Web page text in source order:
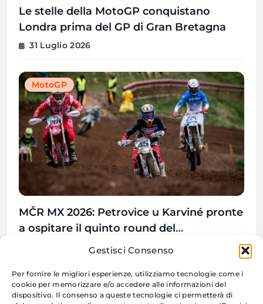
Gestisci Consenso
Per fornire le migliori esperienze, utilizziamo tecnologie come i
cookie per memorizzare e/o accedere alle informazioni del
dispositivo. Il consenso a queste tecnologie ci permetterà di
Le stelle della MotoGP conquistano
Londra prima del GP di Gran Bretagna
31 Luglio 2026
MotoGP
MČR MX 2026: Petrovice u Karviné pronte
a ospitare il quinto round del
Campionato Ceco
31 Luglio 2026